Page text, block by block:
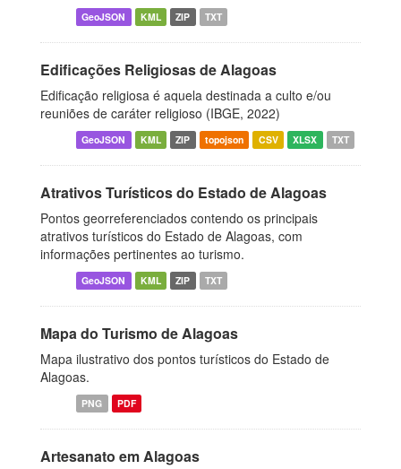
GeoJSON KML ZIP TXT
Edificações Religiosas de Alagoas
Edificação religiosa é aquela destinada a culto e/ou
reuniões de caráter religioso (IBGE, 2022)
GeoJSON KML ZIP topojson CSV XLSX TXT
Atrativos Turísticos do Estado de Alagoas
Pontos georreferenciados contendo os principais
atrativos turísticos do Estado de Alagoas, com
informações pertinentes ao turismo.
GeoJSON KML ZIP TXT
Mapa do Turismo de Alagoas
Mapa ilustrativo dos pontos turísticos do Estado de
Alagoas.
PNG PDF
Artesanato em Alagoas